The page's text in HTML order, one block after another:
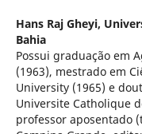
Hans Raj Gheyi,
Bahia
Possui graduação em
(1963), mestrado em
University (1965) e
Universite Catholique
professor aposentado